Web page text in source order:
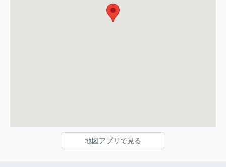
地図アプリで見る